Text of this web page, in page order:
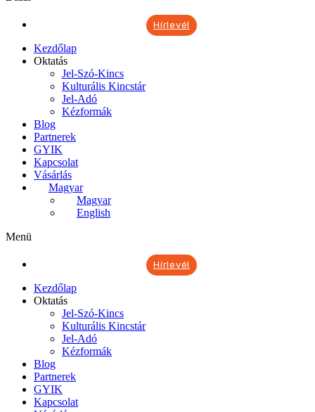
Hírlevél
Kezdőlap
Oktatás
Jel-Szó-Kincs
Kulturális Kincstár
Jel-Adó
Kézformák
Blog
Partnerek
GYIK
Kapcsolat
Vásárlás
Magyar
Magyar
English
Menü
Hírlevél
Kezdőlap
Oktatás
Jel-Szó-Kincs
Kulturális Kincstár
Jel-Adó
Kézformák
Blog
Partnerek
GYIK
Kapcsolat